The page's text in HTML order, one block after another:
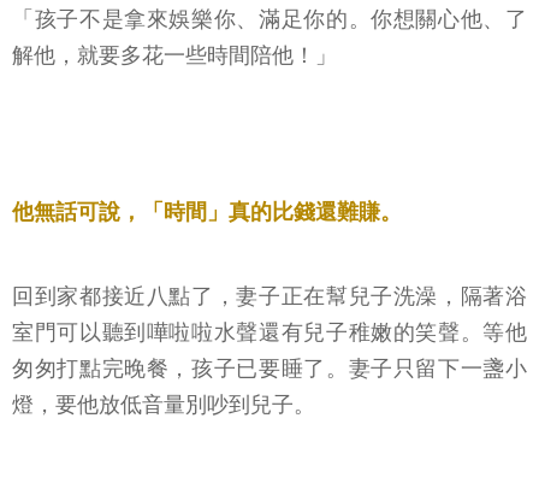
「孩子不是拿來娛樂你、滿足你的。你想關心他、了
解他，就要多花一些時間陪他！」
他無話可說，「時間」真的比錢還難賺。
回到家都接近八點了，妻子正在幫兒子洗澡，隔著浴
室門可以聽到嘩啦啦水聲還有兒子稚嫩的笑聲。等他
匆匆打點完晚餐，孩子已要睡了。妻子只留下一盞小
燈，要他放低音量別吵到兒子。